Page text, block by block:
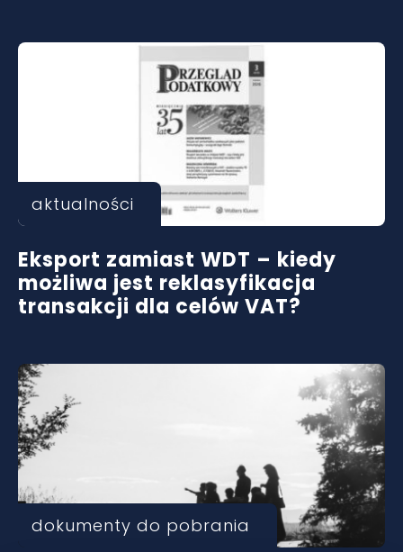
aktualności
Eksport zamiast WDT – kiedy
możliwa jest reklasyfikacja
transakcji dla celów VAT?
dokumenty do pobrania